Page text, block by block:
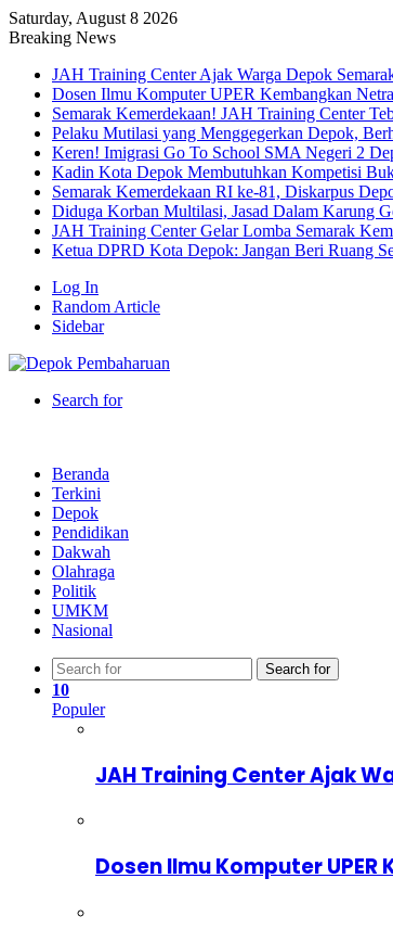
Saturday, August 8 2026
Breaking News
JAH Training Center Ajak Warga Depok
Dosen Ilmu Komputer UPER Kembangkan
Semarak Kemerdekaan! JAH Training Center
Pelaku Mutilasi yang Menggegerkan Depok,
Keren! Imigrasi Go To School SMA Negeri 2
Kadin Kota Depok Membutuhkan Kompetisi
Semarak Kemerdekaan RI ke-81, Diskarpus
Diduga Korban Multilasi, Jasad Dalam Karung
JAH Training Center Gelar Lomba Semarak
Ketua DPRD Kota Depok: Jangan Beri Ruang
Log In
Random Article
Sidebar
Search for
Beranda
Terkini
Depok
Pendidikan
Dakwah
Olahraga
Politik
UMKM
Nasional
Search for
10
Populer
JAH Training Center Ajak
Dosen Ilmu Komputer